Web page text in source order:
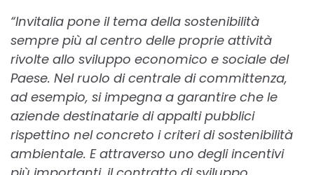
“Invitalia pone il tema della sostenibilità
sempre più al centro delle proprie attività
rivolte allo sviluppo economico e sociale del
Paese. Nel ruolo di centrale di committenza,
ad esempio, si impegna a garantire che le
aziende destinatarie di appalti pubblici
rispettino nel concreto i criteri di sostenibilità
ambientale. E attraverso uno degli incentivi